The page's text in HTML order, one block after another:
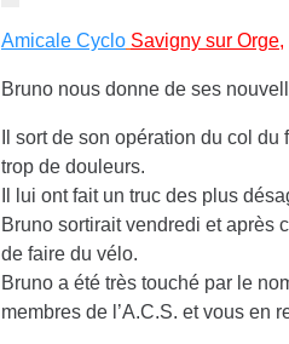
Amicale Cyclo Savigny sur Orge,
Bruno nous donne de ses
Il sort de son opération du col
trop de douleurs.
Il lui ont fait un truc des plus
Bruno sortirait vendredi et après
de faire du vélo.
Bruno a été très touché par le
membres de l’A.C.S. et vous en